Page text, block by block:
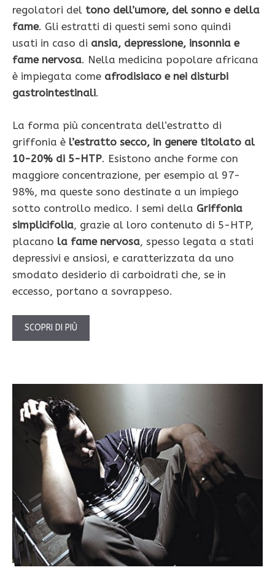
regolatori del tono dell’umore, del sonno e della
fame. Gli estratti di questi semi sono quindi
usati in caso di ansia, depressione, insonnia e
fame nervosa. Nella medi­cina popolare africana
è impiegata come afrodisia­co e nei disturbi
gastrointestinali.
La forma più concentrata dell’estratto di
griffonia è l’estratto secco, in genere titolato al
10-20% di 5-HTP. Esistono anche forme con
maggiore concentrazione, per esempio al 97-
98%, ma queste sono destinate a un impiego
sotto controllo medico. I semi della Griffonia
simplicifolia, grazie al loro contenuto di 5-HTP,
placano la fame nervosa, spesso legata a stati
depressivi e ansiosi, e caratterizzata da uno
smodato desiderio di carboidrati che, se in
eccesso, portano a sovrappeso.
SCOPRI DI PIÙ